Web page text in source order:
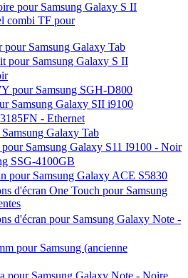
pour Samsung Galaxy S II
combi TF pour
Samsung Galaxy Tab
pour Samsung Galaxy S II
pour Samsung SGH-D800
Samsung Galaxy SII i9100
- Ethernet
Galaxy Tab
Samsung Galaxy S11 I9100 - Noir
SSG-4100GB
pour Samsung Galaxy ACE S5830
d'écran One Touch pour Samsung
d'écran pour Samsung Galaxy Note -
pour Samsung (ancienne
pour Samsung Galaxy Note - Noire